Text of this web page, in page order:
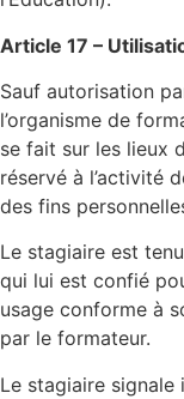
Article 17 –
Sauf autorisation
l’organisme de
se fait sur les lieux
réservé à l’activité
des fins
Le stagiaire est
qui lui est confié
usage conforme à
par le formateur.
Le stagiaire